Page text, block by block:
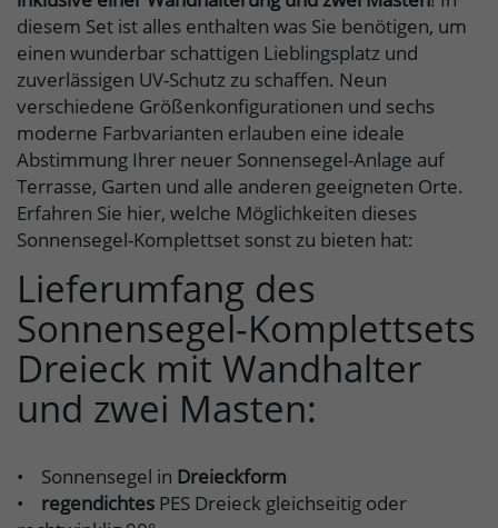
diesem Set ist alles enthalten was Sie benötigen, um
einen wunderbar schattigen Lieblingsplatz und
zuverlässigen UV-Schutz zu schaffen. Neun
verschiedene Größenkonfigurationen und sechs
moderne Farbvarianten erlauben eine ideale
Abstimmung Ihrer neuer Sonnensegel-Anlage auf
Terrasse, Garten und alle anderen geeigneten Orte.
Erfahren Sie hier, welche Möglichkeiten dieses
Sonnensegel-Komplettset sonst zu bieten hat:
Lieferumfang des
Sonnensegel-Komplettsets
Dreieck mit Wandhalter
und zwei Masten:
• Sonnensegel in Dreieckform
• regendichtes PES Dreieck gleichseitig oder